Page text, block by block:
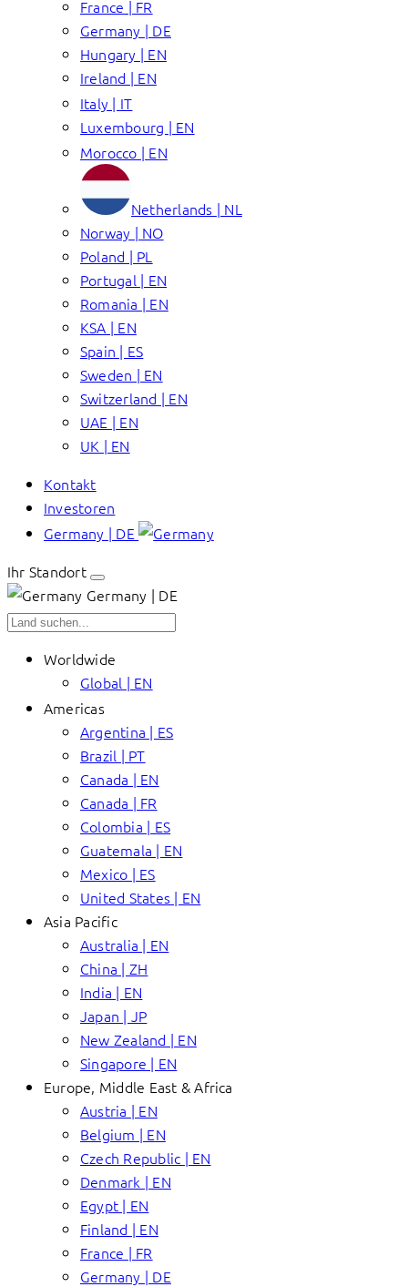
France | FR
Germany | DE
Hungary | EN
Ireland | EN
Italy | IT
Luxembourg | EN
Morocco | EN
Netherlands | NL
Norway | NO
Poland | PL
Portugal | EN
Romania | EN
KSA | EN
Spain | ES
Sweden | EN
Switzerland | EN
UAE | EN
UK | EN
Kontakt
Investoren
Germany | DE
Ihr Standort
Germany | DE
Worldwide
Global | EN
Americas
Argentina | ES
Brazil | PT
Canada | EN
Canada | FR
Colombia | ES
Guatemala | EN
Mexico | ES
United States | EN
Asia Pacific
Australia | EN
China | ZH
India | EN
Japan | JP
New Zealand | EN
Singapore | EN
Europe, Middle East & Africa
Austria | EN
Belgium | EN
Czech Republic | EN
Denmark | EN
Egypt | EN
Finland | EN
France | FR
Germany | DE